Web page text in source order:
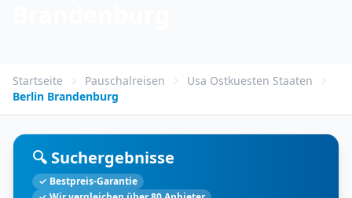
Startseite Pauschalreisen
Usa Ostkuesten Staaten
Berlin Brandenburg
🔍 Suchergebnisse
✓ Bestpreis-Garantie